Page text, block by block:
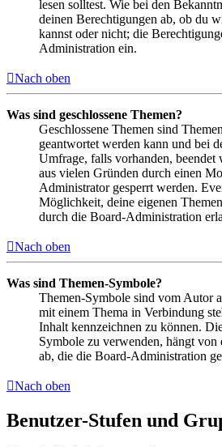
lesen solltest. Wie bei den
deinen Berechtigungen ab, ob du
kannst oder nicht; die
Administration ein.
Nach oben
Was sind geschlossene Themen?
Geschlossene Themen sind
geantwortet werden kann und bei
Umfrage, falls vorhanden, beendet
aus vielen Gründen durch einen
Administrator gesperrt werden.
Möglichkeit, deine eigenen
durch die Board-Administration
Nach oben
Was sind Themen-Symbole?
Themen-Symbole sind vom Autor
mit einem Thema in Verbindung
Inhalt kennzeichnen zu können.
Symbole zu verwenden, hängt von
ab, die die Board-Administration
Nach oben
Benutzer-Stufen und